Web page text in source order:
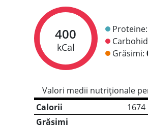
400
kCal
Proteine:
Grăsimi:
Valori medii nutriționale
Calorii
1674
Grăsimi